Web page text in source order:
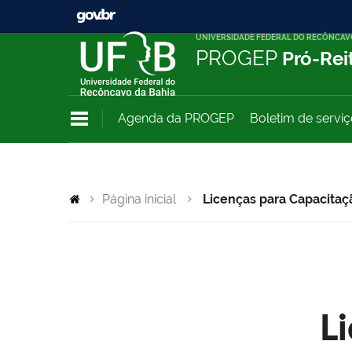
UNIVERSIDADE FEDERAL DO
PROGEP Pró-
Agenda da PROGEP Boletim de
Página inicial Licenças para